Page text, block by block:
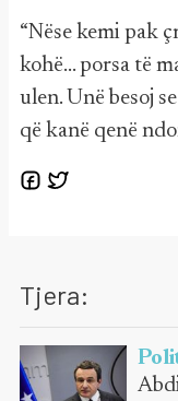
“Nëse kemi pak
kohë... porsa të
ulen. Unë besoj
që kanë qenë
Tjera: